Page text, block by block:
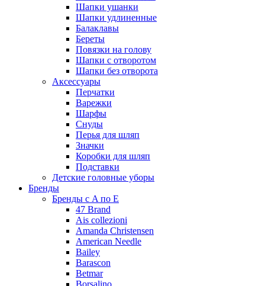
Шапки ушанки
Шапки удлиненные
Балаклавы
Береты
Повязки на голову
Шапки с отворотом
Шапки без отворота
Аксессуары
Перчатки
Варежки
Шарфы
Снуды
Перья для шляп
Значки
Коробки для шляп
Подставки
Детские головные уборы
Бренды
Бренды с A по E
47 Brand
Ais collezioni
Amanda Christensen
American Needle
Bailey
Barascon
Betmar
Borsalino